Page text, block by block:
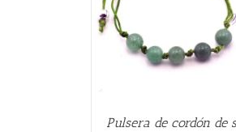
Pulsera de cordón de